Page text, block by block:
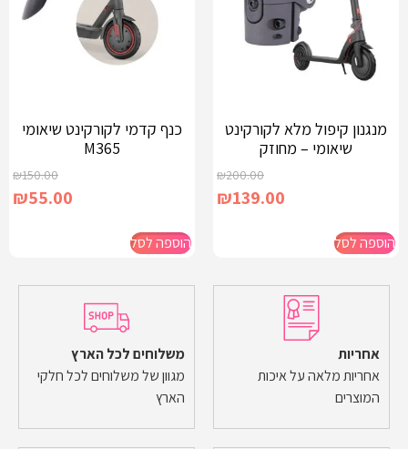
מנגנון קיפול מלא לקורקינט
שיאומי – מחוזק
₪200.00
₪139.00
הוספה לסל
כנף קדמי לקורקינט שיאומי
M365
₪150.00
₪55.00
הוספה לסל
אחריות
אחריות מלאה על איכות
המוצרים
משלוחים לכל הארץ
מגוון של משלוחים לכל חלקי
הארץ